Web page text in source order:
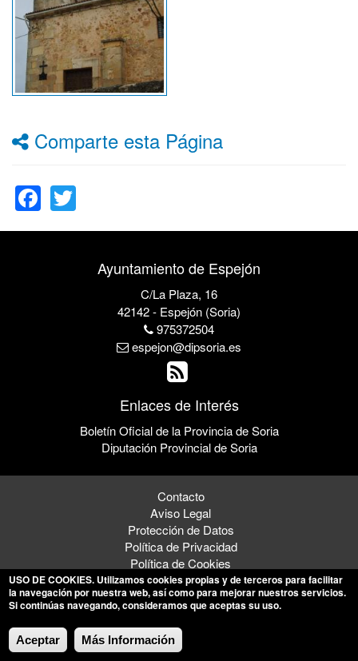
Comparte esta Página
Facebook
Ayuntamiento de Espejón
C/La Plaza, 16
42142 - Espejón (Soria)
975372504
espejon@dipsoria.es
Enlaces de Interés
Boletín Oficial de la Provincia de Soria
Diputación Provincial de Soria
Contacto
Aviso Legal
Protección de Datos
Política de Privacidad
Política de Cookies
© 2026 Ayuntamiento de Espejón
USO DE COOKIES. Utilizamos cookies propias y de terceros para facilitar
la navegación por nuestra web, así como para mejorar nuestros servicios.
Si continúas navegando, consideramos que aceptas su uso.
Aceptar Más Información